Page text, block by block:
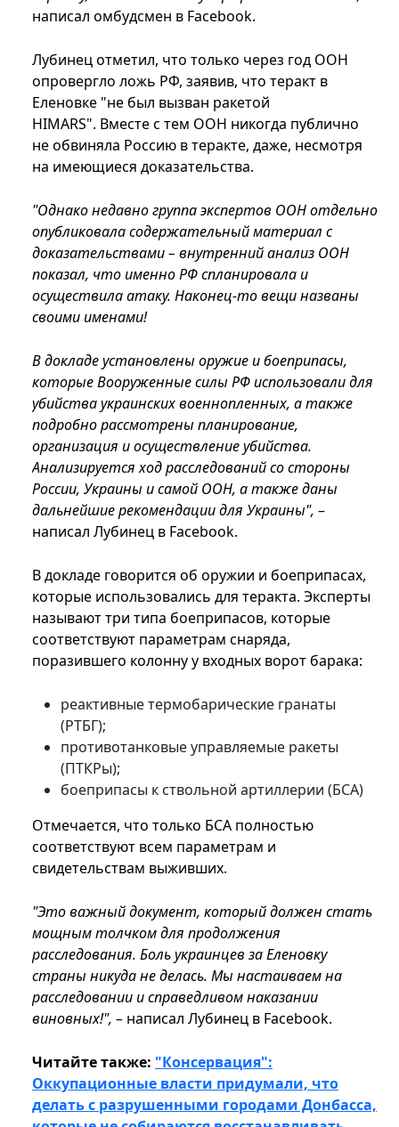
написал омбудсмен в Facebook.
Лубинец отметил, что только через год ООН
опровергло ложь РФ, заявив, что теракт в
Еленовке "не был вызван ракетой
HIMARS". Вместе с тем ООН никогда публично
не обвиняла Россию в теракте, даже, несмотря
на имеющиеся доказательства.
"Однако недавно группа экспертов ООН отдельно
опубликовала содержательный материал с
доказательствами – внутренний анализ ООН
показал, что именно РФ спланировала и
осуществила атаку. Наконец-то вещи названы
своими именами!
В докладе установлены оружие и боеприпасы,
которые Вооруженные силы РФ использовали для
убийства украинских военнопленных, а также
подробно рассмотрены планирование,
организация и осуществление убийства.
Анализируется ход расследований со стороны
России, Украины и самой ООН, а также даны
дальнейшие рекомендации для Украины", –
написал Лубинец в Facebook.
В докладе говорится об оружии и боеприпасах,
которые использовались для теракта. Эксперты
называют три типа боеприпасов, которые
соответствуют параметрам снаряда,
поразившего колонну у входных ворот барака:
реактивные термобарические гранаты
(РТБГ);
противотанковые управляемые ракеты
(ПТКРы);
боеприпасы к ствольной артиллерии (БСА)
Отмечается, что только БСА полностью
соответствуют всем параметрам и
свидетельствам выживших.
"Это важный документ, который должен стать
мощным толчком для продолжения
расследования. Боль украинцев за Еленовку
страны никуда не делась. Мы настаиваем на
расследовании и справедливом наказании
виновных!", – написал Лубинец в Facebook.
Читайте также: "Консервация":
Оккупационные власти придумали, что
делать с разрушенными городами Донбасса,